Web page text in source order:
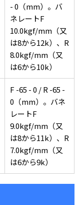
- 0（mm）。バ
ネレートF
10.0kgf/mm（又
は8から12k）、R
8.0kgf/mm（又
は6から10k）
F -65 - 0 / R -65 -
0（mm）。バネ
レートF
9.0kgf/mm（又
は8から11k）、R
7.0kgf/mm（又
は6から9k）